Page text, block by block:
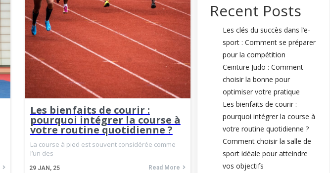
Les bienfaits de courir :
pourquoi intégrer la course à
votre routine quotidienne ?
29 JAN, 25
La course à pied est souvent considérée comme
l’un des
Read More
Recent Posts
Les clés du succès dans l’e-
sport : Comment se préparer
pour la compétition
Ceinture Judo : Comment
choisir la bonne pour
optimiser votre pratique
Les bienfaits de courir :
pourquoi intégrer la course à
votre routine quotidienne ?
Comment choisir la salle de
sport idéale pour atteindre
vos objectifs